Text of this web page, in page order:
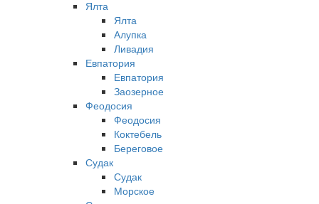
Ялта
Ялта
Алупка
Ливадия
Евпатория
Евпатория
Заозерное
Феодосия
Феодосия
Коктебель
Береговое
Судак
Судак
Морское